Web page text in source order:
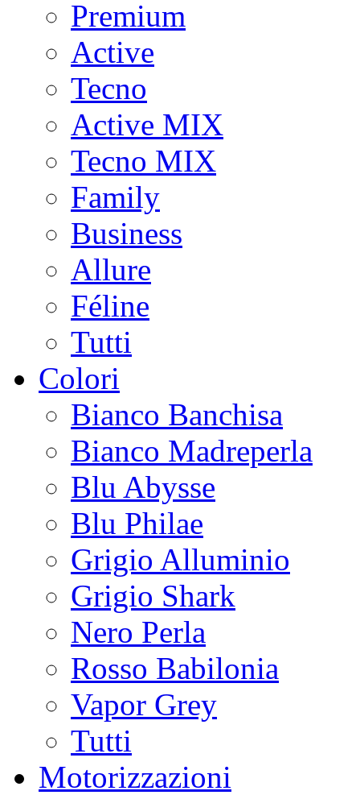
Premium
Active
Tecno
Active MIX
Tecno MIX
Family
Business
Allure
Féline
Tutti
Colori
Bianco Banchisa
Bianco Madreperla
Blu Abysse
Blu Philae
Grigio Alluminio
Grigio Shark
Nero Perla
Rosso Babilonia
Vapor Grey
Tutti
Motorizzazioni